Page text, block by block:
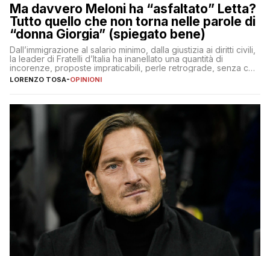
Ma davvero Meloni ha “asfaltato” Letta?
Tutto quello che non torna nelle parole di
“donna Giorgia” (spiegato bene)
Dall’immigrazione al salario minimo, dalla giustizia ai diritti civili,
la leader di Fratelli d’Italia ha inanellato una quantità di
incorenze, proposte impraticabili, perle retrograde, senza che
nessuno – a destra come a sinistra – glielo abbia fatto notare
LORENZO TOSA-OPINIONI